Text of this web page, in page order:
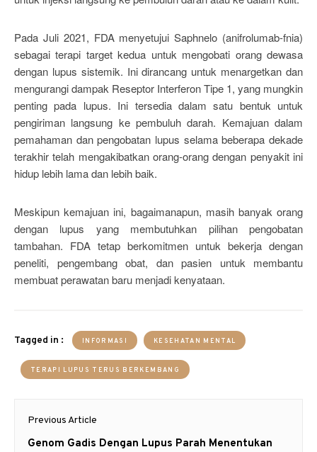
Pada Juli 2021, FDA menyetujui Saphnelo (anifrolumab-fnia)
sebagai terapi target kedua untuk mengobati orang dewasa
dengan lupus sistemik. Ini dirancang untuk menargetkan dan
mengurangi dampak Reseptor Interferon Tipe 1, yang mungkin
penting pada lupus. Ini tersedia dalam satu bentuk untuk
pengiriman langsung ke pembuluh darah. Kemajuan dalam
pemahaman dan pengobatan lupus selama beberapa dekade
terakhir telah mengakibatkan orang-orang dengan penyakit ini
hidup lebih lama dan lebih baik.
Meskipun kemajuan ini, bagaimanapun, masih banyak orang
dengan lupus yang membutuhkan pilihan pengobatan
tambahan. FDA tetap berkomitmen untuk bekerja dengan
peneliti, pengembang obat, dan pasien untuk membantu
membuat perawatan baru menjadi kenyataan.
Tagged in : INFORMASI KESEHATAN MENTAL
TERAPI LUPUS TERUS BERKEMBANG
navigation
Previous Article
Previous
Genom Gadis Dengan Lupus Parah Menentukan